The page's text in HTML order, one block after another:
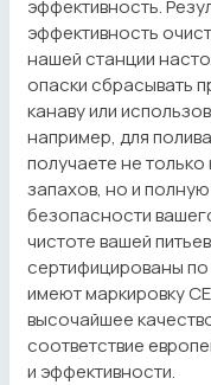
эффективность.
эффективность
нашей станции
опаски сбрасывать
канаву или
например, для
получаете не
запахов, но и
безопасности
чистоте вашей
сертифицированы
имеют маркировку
высочайшее
соответствие
и эффективности.